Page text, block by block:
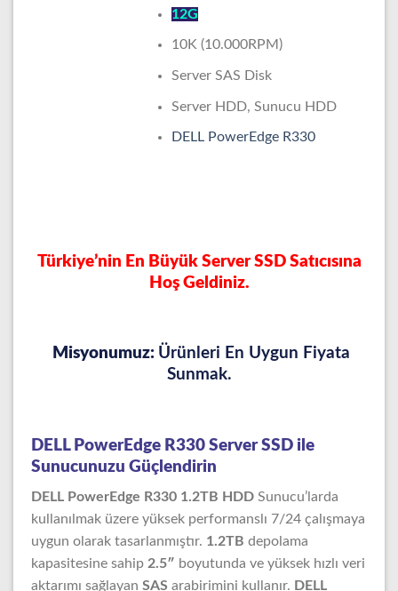
12G
10K (10.000RPM)
Server SAS Disk
Server HDD, Sunucu HDD
DELL PowerEdge R330
Türkiye’nin En Büyük Server SSD Satıcısına
Hoş Geldiniz.
Misyonumuz: Ürünleri En Uygun Fiyata
Sunmak.
DELL PowerEdge R330 Server SSD ile
Sunucunuzu Güçlendirin
DELL PowerEdge R330 1.2TB HDD Sunucu’larda
kullanılmak üzere yüksek performanslı 7/24 çalışmaya
uygun olarak tasarlanmıştır. 1.2TB depolama
kapasitesine sahip 2.5″ boyutunda ve yüksek hızlı veri
aktarımı sağlayan SAS arabirimini kullanır. DELL